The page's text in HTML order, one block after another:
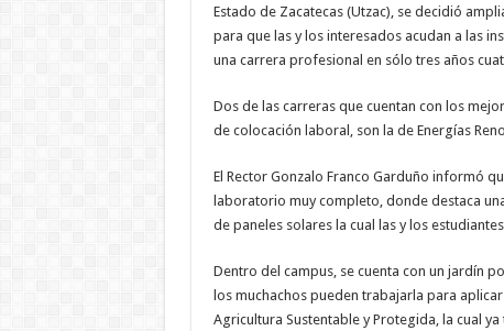
Estado de Zacatecas (Utzac), se decidió
para que las y los interesados acudan a las
una carrera profesional en sólo tres años
Dos de las carreras que cuentan con los
de colocación laboral, son la de Energías
El Rector Gonzalo Franco Garduño informó
laboratorio muy completo, donde destaca
de paneles solares la cual las y los
Dentro del campus, se cuenta con un jardín
los muchachos pueden trabajarla para
Agricultura Sustentable y Protegida, la cual